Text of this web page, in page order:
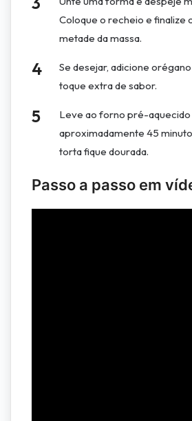
Coloque o recheio e finalize
metade da massa.
Se desejar, adicione
toque extra de sabor.
Leve ao forno pré-aquecido
aproximadamente 45
torta fique dourada.
Passo a passo em